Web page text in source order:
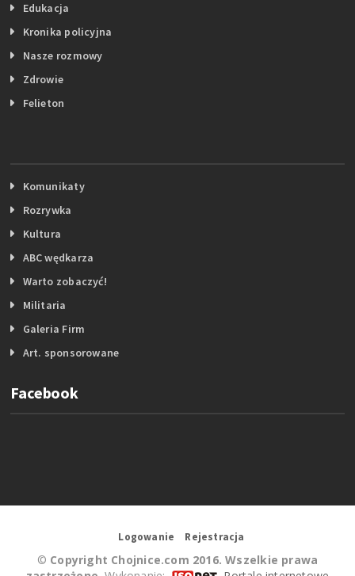
Edukacja
Kronika policyjna
Nasze rozmowy
Zdrowie
Felieton
Komunikaty
Rozrywka
Kultura
ABC wędkarza
Warto zobaczyć!
Militaria
Galeria Firm
Art. sponsorowane
Facebook
Logowanie Rejestracja
© Copyright Chojnice.com 2016. Wszelkie prawa